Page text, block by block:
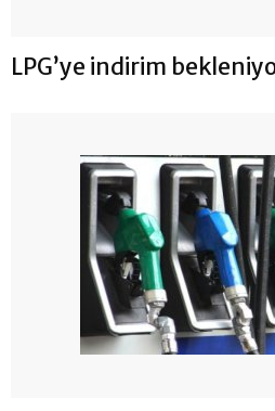
LPG’ye indirim